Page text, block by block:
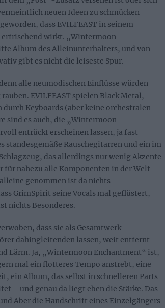
neuen Ideen zu schmücken
dass EVILFEAST in seinem
erfrischend wirkt. „Wintermoon
Album des Alleinunterhalters, und von
gibt es nicht die leiseste Spur.
alle neumodischen Einflüsse würden
EVILFEAST spielen Black Metal,
Keyboards (aber keine orchestralen
sind es auch, die „Wintermoon
entrückt erscheinen lassen, ja fast
standesgemäße Rauschegitarren und ein im
das allerdings nur wenig Akzente
für nahezu alle Komponenten in der Welt
genommen ist da nichts
GrimSpirit seine Vocals mal geflüstert,
nichts Besonderes.
dass sie als Gesamtwerk
dahingleitenden lassen, weit entfernt
Lärm. Ja, „Wintermoon Enchantment“ ist,
mal ein flotteres Tempo anstrebt, eine
ein Album, das selbst in schnelleren Parts
– und genau da liegt eben die Stärke. Das
Aber die Handschrift eines Einzelgängers